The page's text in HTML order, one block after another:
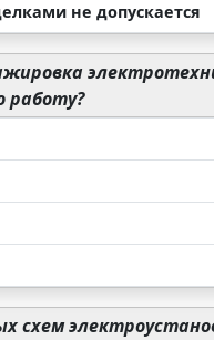
не допускается
работу?
схем